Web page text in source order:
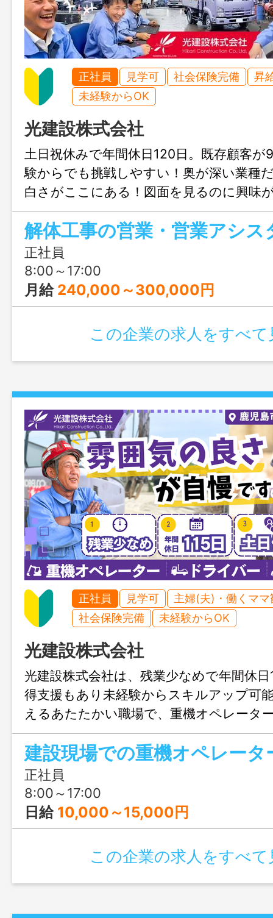
正社員 見学可 社会保険完備
昇
未経験からOK
光建設株式会社
土日祝休みで年間休日120日。既存顧客が
験からでも挑戦しやすい！奥が深い業種
白さがここにある！図面を見るのに興味
すことが好き、そんな方にぜひオススメ
解体工事の営業・営業アシス
正社員
8:00～17:00
月給 240,000～300,000円
この企業の求人をすべて
正社員 見学可
主婦(夫)・働くママ
社会保険完備
未経験からOK
光建設株式会社
光建設株式会社は、残業少なめで年間休日
得支援もあり未経験からスキルアップ可
えるあたたかい職場で、重機オペレータ
ー・現場作業員として安定して長く働け
ます。
建設現場での重機オペレータ
正社員
8:00～17:00
日給 10,000～15,000円
この企業の求人をすべて